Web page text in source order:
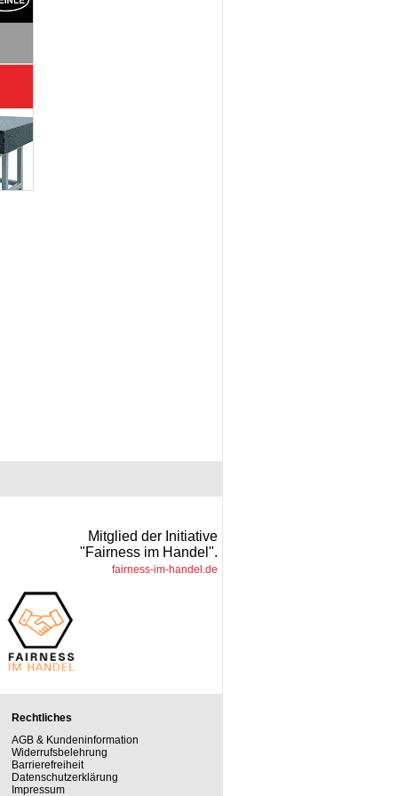
Mitglied der Initiative
"Fairness im Handel".
fairness-im-handel.de
Rechtliches
AGB & Kundeninformation
Widerrufsbelehrung
Barrierefreiheit
Datenschutzerklärung
Impressum